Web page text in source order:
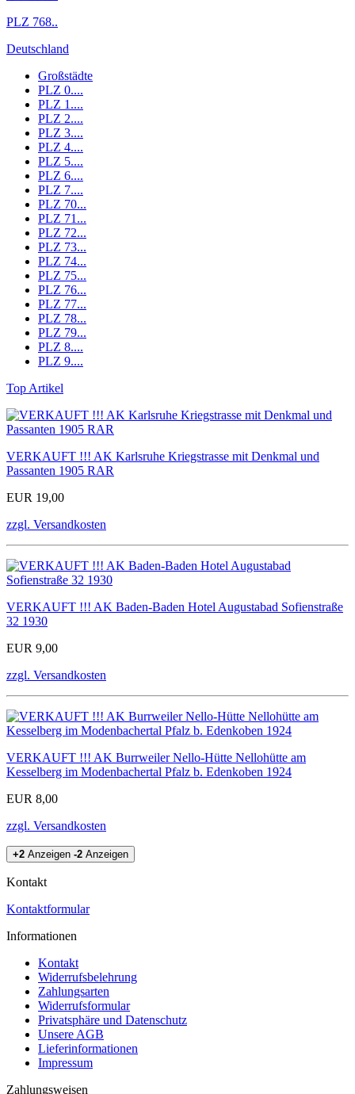
PLZ 768..
Deutschland
Großstädte
PLZ 0....
PLZ 1....
PLZ 2....
PLZ 3....
PLZ 4....
PLZ 5....
PLZ 6....
PLZ 7....
PLZ 70...
PLZ 71...
PLZ 72...
PLZ 73...
PLZ 74...
PLZ 75...
PLZ 76...
PLZ 77...
PLZ 78...
PLZ 79...
PLZ 8....
PLZ 9....
Top Artikel
VERKAUFT !!! AK Karlsruhe Kriegstrasse mit Denkmal und
Passanten 1905 RAR
EUR 19,00
zzgl. Versandkosten
VERKAUFT !!! AK Baden-Baden Hotel Augustabad Sofienstraße
32 1930
EUR 9,00
zzgl. Versandkosten
VERKAUFT !!! AK Burrweiler Nello-Hütte Nellohütte am
Kesselberg im Modenbachertal Pfalz b. Edenkoben 1924
EUR 8,00
zzgl. Versandkosten
+2 Anzeigen -2 Anzeigen
Kontakt
Kontaktformular
Informationen
Kontakt
Widerrufsbelehrung
Zahlungsarten
Widerrufsformular
Privatsphäre und Datenschutz
Unsere AGB
Lieferinformationen
Impressum
Zahlungsweisen